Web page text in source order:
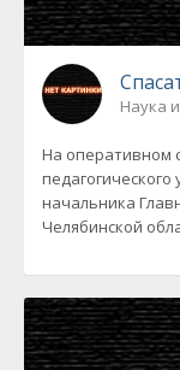
Наука
На оперативном
начальника
Челябинской